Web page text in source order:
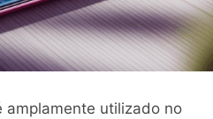
utilizado no